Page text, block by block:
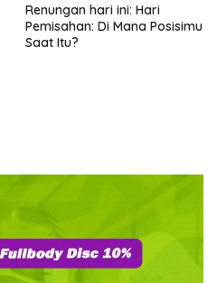
Renungan hari ini: Hari
Pemisahan: Di Mana Posisimu
Saat Itu?